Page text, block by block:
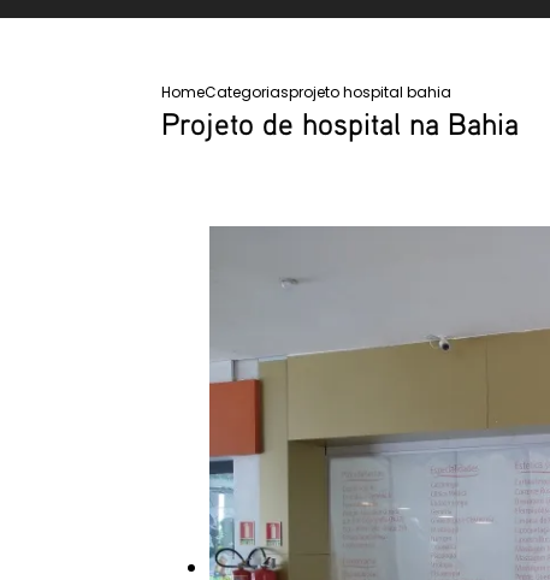
HomeCategoriasprojeto hospital bahia
Projeto de hospital na Bahia